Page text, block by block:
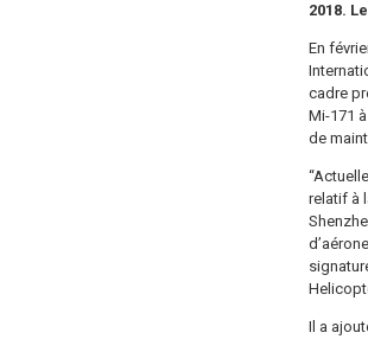
2018.
En
cadre
Mi-171
de
relatif à
Il a